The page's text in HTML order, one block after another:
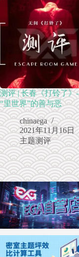
测评 | 长春《打铃了》-
“里世界”的善与恶
chinaega
2021年11月16日
主题测评